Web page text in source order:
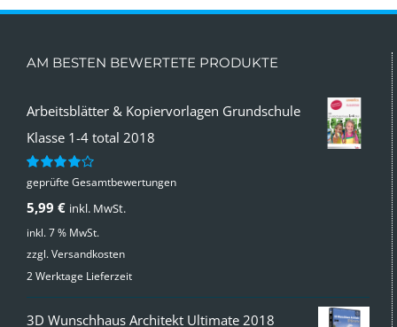
AM BESTEN BEWERTETE PRODUKTE
Arbeitsblätter & Kopiervorlagen Grundschule
Klasse 1-4 total 2018
Bewertet
von 5
geprüfte Gesamtbewertungen
5,99 € inkl. MwSt.
inkl. 7 % MwSt.
zzgl.Versandkosten
2 Werktage Lieferzeit
3D Wunschhaus Architekt Ultimate 2018